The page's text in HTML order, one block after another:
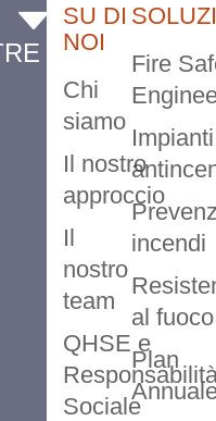
SU DI
NOI
Chi
siamo
Il nostro
approccio
Il
nostro
team
QHSE e
Sociale
Fire
Impianti
incendi
al fuoco
Plan